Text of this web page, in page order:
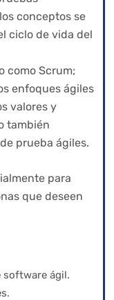
conceptos se
ciclo de vida del
como Scrum;
enfoques ágiles
valores y
también
prueba ágiles.
para
que deseen
software ágil.